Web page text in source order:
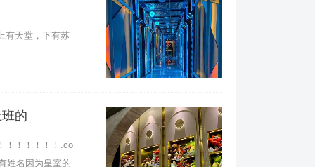
天堂，下有苏
的
！！！！！.co
姓名因为皇室的